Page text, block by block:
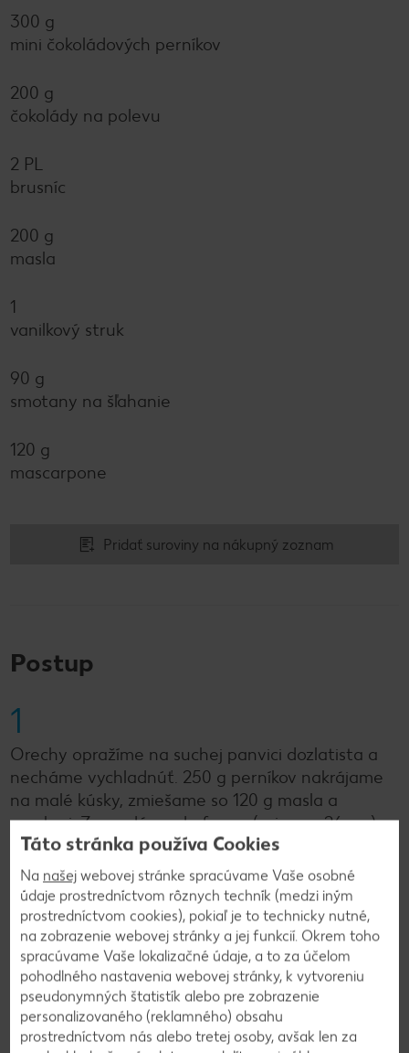
300 g
mini čokoládových perníkov
200 g
čokolády na polevu
2 PL
brusníc
200 g
masla
1
vanilkový struk
90 g
smotany na šľahanie
120 g
mascarpone
Pridať suroviny na nákupný zoznam
Postup
1
Orechy opražíme na suchej panvici dozlatista a
necháme vychladnúť. 250 g perníkov nakrájame
na malé kúsky, zmiešame so 120 g masla a
orechmi. Zmes dáme do formy (priemer 26 cm)
vystlanej papierom na pečenie a po obvode z nej
vyformujeme cca 3 cm vysoký okraj. Formu
vložíme na 30 minút do chladničky.
2
Vanilkový struk prepolíme a vyberieme dužinu,
čokoládu na polevu nasekáme nadrobno. V hrnci
necháme zovrieť smotanu na šľahanie s
Táto stránka používa Cookies
Na našej webovej stránke spracúvame Vaše osobné
údaje prostredníctvom rôznych techník (medzi iným
prostredníctvom cookies), pokiaľ je to technicky nutné,
na zobrazenie webovej stránky a jej funkcií. Okrem toho
spracúvame Vaše lokalizačné údaje, a to za účelom
pohodlného nastavenia webovej stránky, k vytvoreniu
pseudonymných štatistík alebo pre zobrazenie
personalizovaného (reklamného) obsahu
prostredníctvom nás alebo tretej osoby, avšak len za